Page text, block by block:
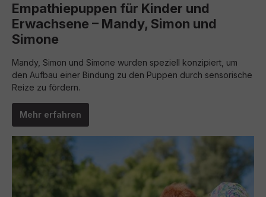
Empathiepuppen für Kinder und
Erwachsene – Mandy, Simon und
Simone
Mandy, Simon und Simone wurden speziell konzipiert, um
den Aufbau einer Bindung zu den Puppen durch sensorische
Reize zu fördern.
Mehr erfahren